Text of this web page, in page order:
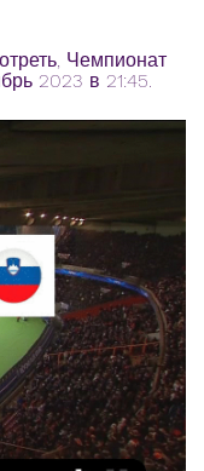
Чемпионат
2023 в 21:45.